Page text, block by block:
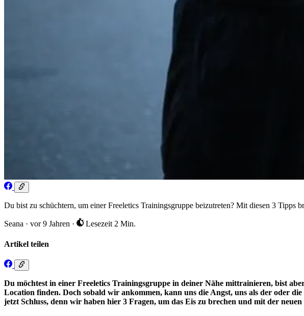
Du bist zu schüchtern, um einer Freeletics Trainingsgruppe beizutreten? Mit diesen 3 Tipps
Seana · vor 9 Jahren · Lesezeit 2 Min.
Artikel teilen
Du möchtest in einer Freeletics Trainingsgruppe in deiner Nähe mittrainieren, bist
Location finden. Doch sobald wir ankommen, kann uns die Angst, uns als der oder
jetzt Schluss, denn wir haben hier 3 Fragen, um das Eis zu brechen und mit der